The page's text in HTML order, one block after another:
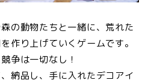
の動物たちと一緒に、荒れた
作り上げていくゲームです。
争は一切なし！
納品し、手に入れたデコアイ